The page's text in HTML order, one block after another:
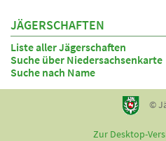
JÄGERSCHAFTEN
Liste aller Jägerschaften
Suche über Niedersachsenkarte
Suche nach Name
©
Zur Desktop-